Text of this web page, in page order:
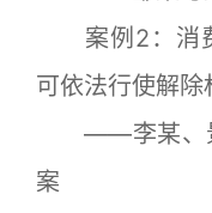
案例2：消费
可依法行使解除
——李某、景
案